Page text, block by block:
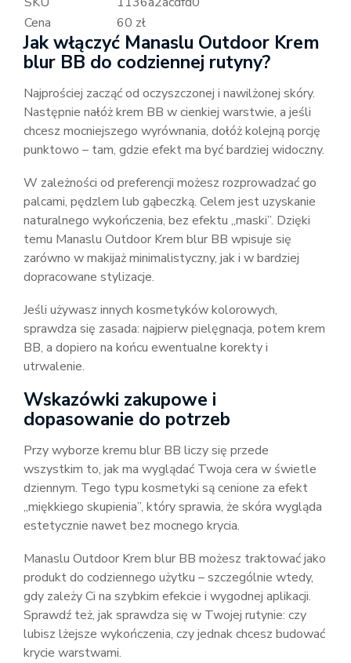
Cena
60 zł
Jak włączyć Manaslu Outdoor Krem
blur BB do codziennej rutyny?
Najprościej zacząć od oczyszczonej i nawilżonej skóry.
Następnie nałóż krem BB w cienkiej warstwie, a jeśli
chcesz mocniejszego wyrównania, dołóż kolejną porcję
punktowo – tam, gdzie efekt ma być bardziej widoczny.
W zależności od preferencji możesz rozprowadzać go
palcami, pędzlem lub gąbeczką. Celem jest uzyskanie
naturalnego wykończenia, bez efektu „maski”. Dzięki
temu Manaslu Outdoor Krem blur BB wpisuje się
zarówno w makijaż minimalistyczny, jak i w bardziej
dopracowane stylizacje.
Jeśli używasz innych kosmetyków kolorowych,
sprawdza się zasada: najpierw pielęgnacja, potem krem
BB, a dopiero na końcu ewentualne korekty i
utrwalenie.
Wskazówki zakupowe i
dopasowanie do potrzeb
Przy wyborze kremu blur BB liczy się przede
wszystkim to, jak ma wyglądać Twoja cera w świetle
dziennym. Tego typu kosmetyki są cenione za efekt
„miękkiego skupienia”, który sprawia, że skóra wygląda
estetycznie nawet bez mocnego krycia.
Manaslu Outdoor Krem blur BB możesz traktować jako
produkt do codziennego użytku – szczególnie wtedy,
gdy zależy Ci na szybkim efekcie i wygodnej aplikacji.
Sprawdź też, jak sprawdza się w Twojej rutynie: czy
lubisz lżejsze wykończenia, czy jednak chcesz budować
krycie warstwami.